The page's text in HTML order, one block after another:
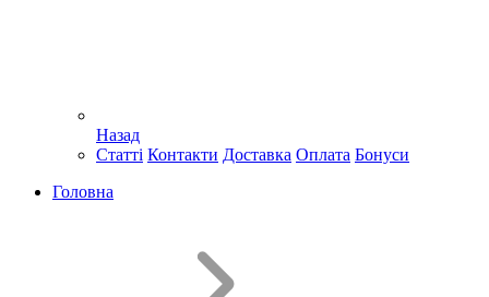
Назад
Статті Контакти Доставка Оплата Бонуси
Головна